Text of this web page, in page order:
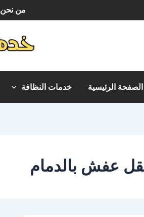
من نحن
الصفحة الرئيسية خدمات النظافة
عفش بالدمام